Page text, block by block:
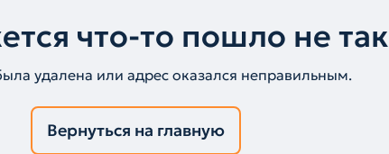
что-то пошло не так
удалена или адрес оказался неправильным.
Вернуться на главную